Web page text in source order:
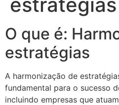
O que é:
estratégias
A harmonização de
fundamental para o sucesso
incluindo empresas que